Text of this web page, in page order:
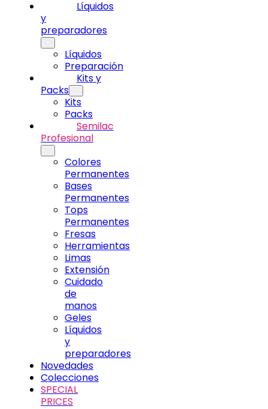
Líquidos
y
preparadores
Líquidos
Preparación
Kits y
Packs
Kits
Packs
Semilac
Profesional
Colores
Permanentes
Bases
Permanentes
Tops
Permanentes
Fresas
Herramientas
Limas
Extensión
Cuidado
de
manos
Geles
Líquidos
y
preparadores
Novedades
Colecciones
SPECIAL
PRICES